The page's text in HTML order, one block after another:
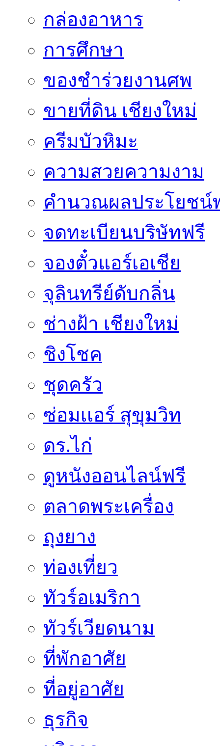
กล่องอาหาร
การศึกษา
ของชำร่วยงานศพ
ขายที่ดิน เชียงใหม่
ครีมบัวหิมะ
ความสวยความงาม
คำนวณผลประโยชน์
จดทะเบียนบริษัทฟรี
จองตั๋วแอร์เอเชีย
จุลินทรีย์ดับกลิ่น
ช่างฝ้า เชียงใหม่
ชิงโชค
ชุดครัว
ซ่อมเเอร์ สุขุมวิท
ดร.ไก่
ดูหนังออนไลน์ฟรี
ตลาดพระเครื่อง
ถุงยาง
ท่องเที่ยว
ทัวร์อเมริกา
ทัวร์เวียดนาม
ที่พักอาศัย
ที่อยู่อาศัย
ธุรกิจ